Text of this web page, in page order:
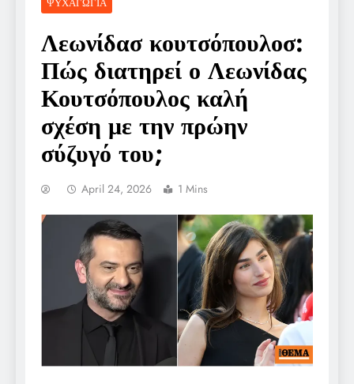
Λεωνίδασ κουτσόπουλοσ:
Πώς διατηρεί ο Λεωνίδας
Κουτσόπουλος καλή
σχέση με την πρώην
σύζυγό του;
April 24, 2026 1 Mins